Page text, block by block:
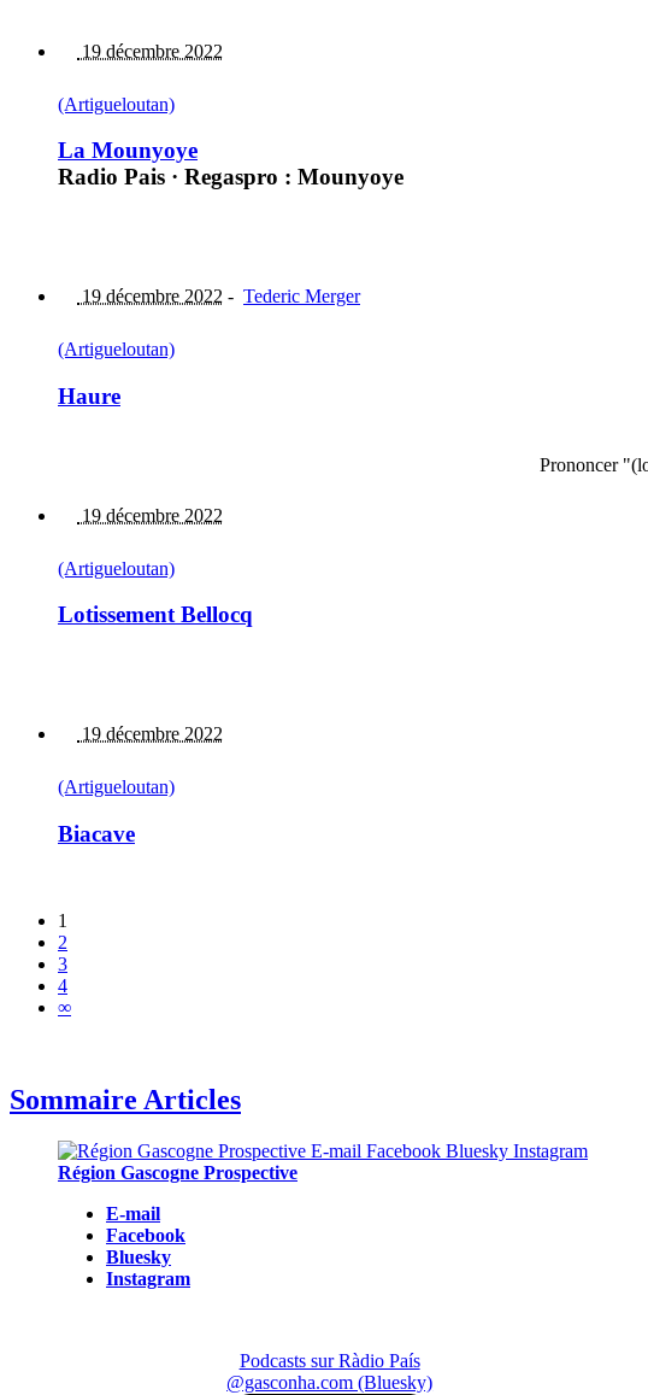
19 décembre 2022
(Artigueloutan)
La Mounyoye
Radio Pais · Regaspro : Mounyoye
19 décembre 2022 - Tederic Merger
(Artigueloutan)
Haure
Prononcer
19 décembre 2022
(Artigueloutan)
Lotissement Bellocq
19 décembre 2022
(Artigueloutan)
Biacave
1
2
3
4
∞
Sommaire Articles
Région Gascogne Prospective
E-mail
Facebook
Bluesky
Instagram
Podcasts sur Ràdio País
@gasconha.com (Bluesky)